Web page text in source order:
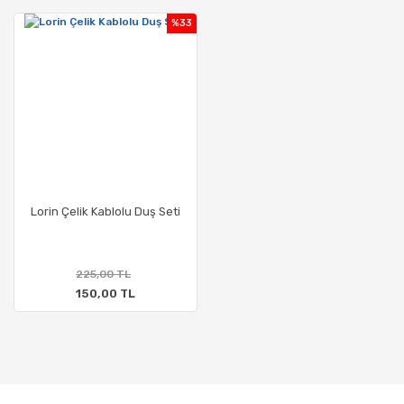
Lorin Çelik Kablolu Duş Seti
%33
225,00 TL
150,00 TL